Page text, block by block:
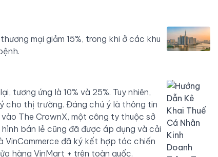
mại giảm 15%, trong khi ở các khu
tương ứng là 10% và 25%. Tuy nhiên,
cho thị trường. Đáng chú ý là thông tin
The CrownX, một công ty thuộc sở
bán lẻ cũng đã được áp dụng và cải
VinCommerce đã ký kết hợp tác chiến
hàng VinMart + trên toàn quốc.